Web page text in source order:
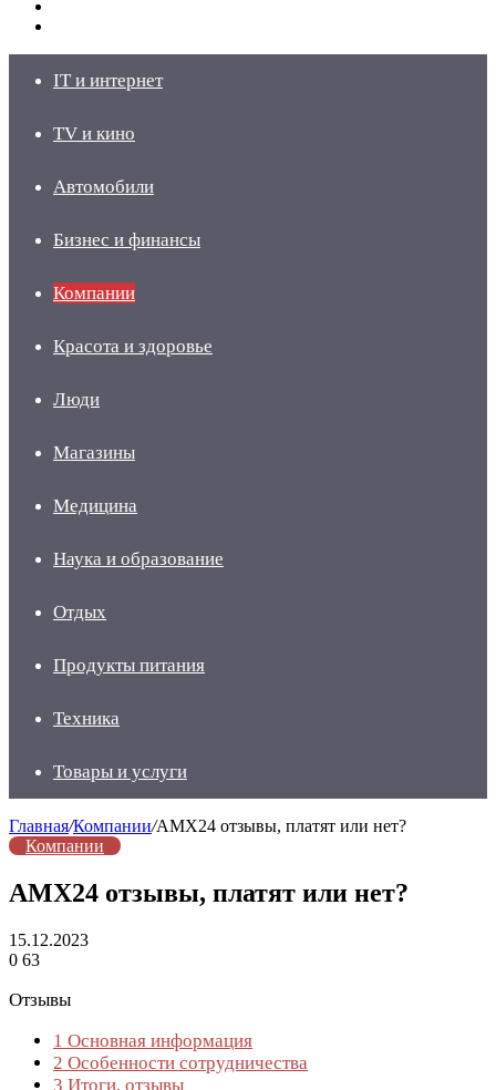
IT и интернет
TV и кино
Автомобили
Бизнес и финансы
Компании
Красота и здоровье
Люди
Магазины
Медицина
Наука и образование
Отдых
Продукты питания
Техника
Товары и услуги
Главная/Компании/AMX24 отзывы, платят или нет?
Компании
AMX24 отзывы, платят или нет?
15.12.2023
0 63
Отзывы
1 Основная информация
2 Особенности сотрудничества
3 Итоги, отзывы